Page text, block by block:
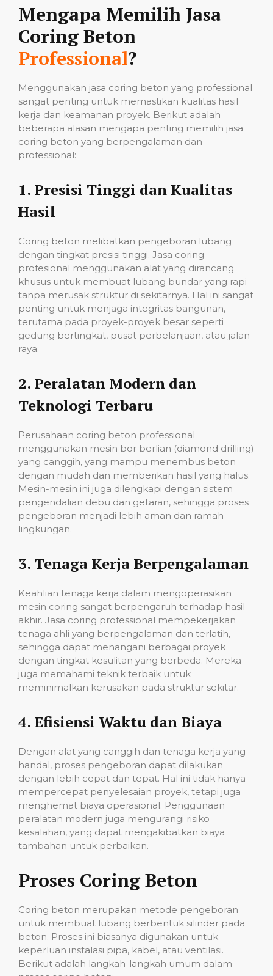
Mengapa Memilih Jasa
Coring Beton
Professional?
Menggunakan jasa coring beton yang professional
sangat penting untuk memastikan kualitas hasil
kerja dan keamanan proyek. Berikut adalah
beberapa alasan mengapa penting memilih jasa
coring beton yang berpengalaman dan
professional:
1. Presisi Tinggi dan Kualitas
Hasil
Coring beton melibatkan pengeboran lubang
dengan tingkat presisi tinggi. Jasa coring
profesional menggunakan alat yang dirancang
khusus untuk membuat lubang bundar yang rapi
tanpa merusak struktur di sekitarnya. Hal ini sangat
penting untuk menjaga integritas bangunan,
terutama pada proyek-proyek besar seperti
gedung bertingkat, pusat perbelanjaan, atau jalan
raya.
2. Peralatan Modern dan
Teknologi Terbaru
Perusahaan coring beton professional
menggunakan mesin bor berlian (diamond drilling)
yang canggih, yang mampu menembus beton
dengan mudah dan memberikan hasil yang halus.
Mesin-mesin ini juga dilengkapi dengan sistem
pengendalian debu dan getaran, sehingga proses
pengeboran menjadi lebih aman dan ramah
lingkungan.
3. Tenaga Kerja Berpengalaman
Keahlian tenaga kerja dalam mengoperasikan
mesin coring sangat berpengaruh terhadap hasil
akhir. Jasa coring professional mempekerjakan
tenaga ahli yang berpengalaman dan terlatih,
sehingga dapat menangani berbagai proyek
dengan tingkat kesulitan yang berbeda. Mereka
juga memahami teknik terbaik untuk
meminimalkan kerusakan pada struktur sekitar.
4. Efisiensi Waktu dan Biaya
Dengan alat yang canggih dan tenaga kerja yang
handal, proses pengeboran dapat dilakukan
dengan lebih cepat dan tepat. Hal ini tidak hanya
mempercepat penyelesaian proyek, tetapi juga
menghemat biaya operasional. Penggunaan
peralatan modern juga mengurangi risiko
kesalahan, yang dapat mengakibatkan biaya
tambahan untuk perbaikan.
Proses Coring Beton
Coring beton merupakan metode pengeboran
untuk membuat lubang berbentuk silinder pada
beton. Proses ini biasanya digunakan untuk
keperluan instalasi pipa, kabel, atau ventilasi.
Berikut adalah langkah-langkah umum dalam